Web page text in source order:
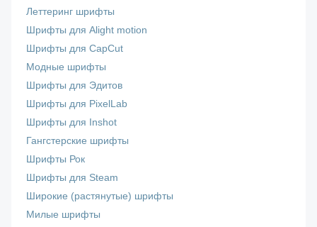
Леттеринг шрифты
Шрифты для Alight motion
Шрифты для CapCut
Модные шрифты
Шрифты для Эдитов
Шрифты для PixelLab
Шрифты для Inshot
Гангстерские шрифты
Шрифты Рок
Шрифты для Steam
Широкие (растянутые) шрифты
Милые шрифты